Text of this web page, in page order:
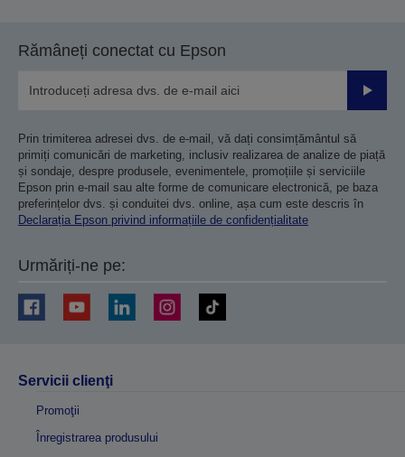
Rămâneți conectat cu Epson
Prin trimiterea adresei dvs. de e-mail, vă dați consimțământul să
primiți comunicări de marketing, inclusiv realizarea de analize de piață
și sondaje, despre produsele, evenimentele, promoțiile și serviciile
Epson prin e-mail sau alte forme de comunicare electronică, pe baza
preferințelor dvs. și conduitei dvs. online, așa cum este descris în
Declarația Epson privind informațiile de confidențialitate
Urmăriți-ne pe:
Servicii clienţi
Promoţii
Înregistrarea produsului